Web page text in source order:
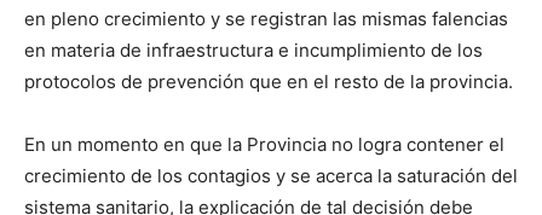
en pleno crecimiento y se registran las mismas falencias
en materia de infraestructura e incumplimiento de los
protocolos de prevención que en el resto de la provincia.
En un momento en que la Provincia no logra contener el
crecimiento de los contagios y se acerca la saturación del
sistema sanitario, la explicación de tal decisión debe